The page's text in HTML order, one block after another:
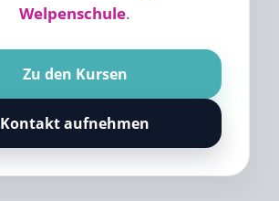
Welpenschule.
Zu den Kursen
Kontakt aufnehmen